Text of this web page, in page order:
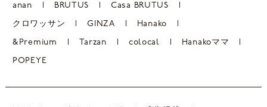
anan BRUTUS Casa BRUTUS
クロワッサン GINZA Hanako
&Premium Tarzan colocal Hanakoママ
POPEYE